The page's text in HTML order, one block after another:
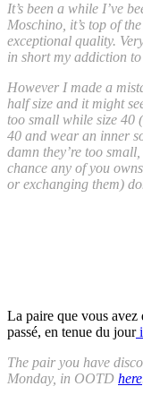
It’s been a while I’ve
Moschino, it’s top of
exceptional quality.
in short my addiction
However I made a
half size and it might
too small while size 40
40 and wear an inner
damn they’re too
chance any of you
or exchanging them)
La paire que vous avez
passé, en tenue du jour
The pair you have
Monday, in OOTD here